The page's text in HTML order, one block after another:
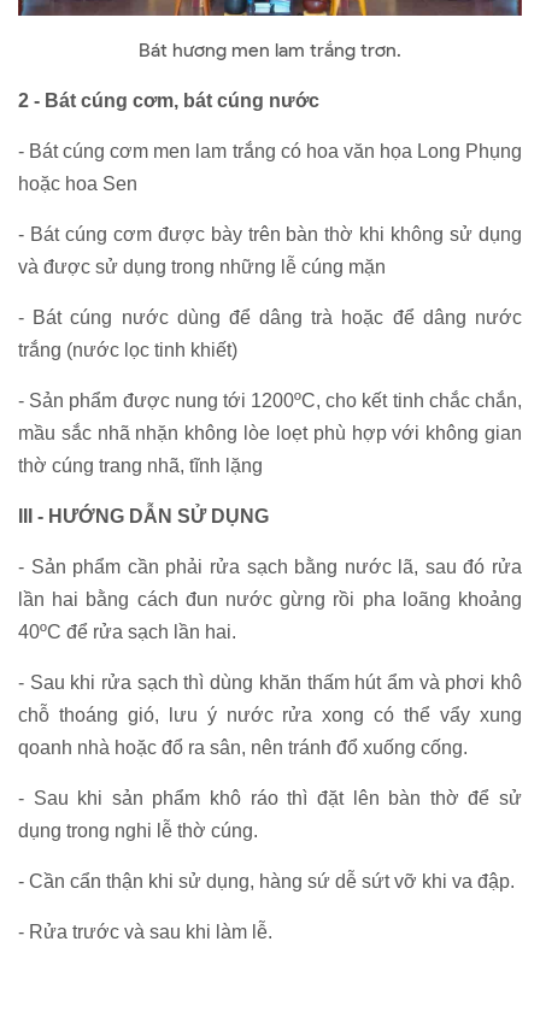
Bát hương men lam trắng trơn.
2 - Bát cúng cơm, bát cúng nước
- Bát cúng cơm men lam trắng có hoa văn họa Long Phụng
hoặc hoa Sen
- Bát cúng cơm được bày trên bàn thờ khi không sử dụng
và được sử dụng trong những lễ cúng mặn
- Bát cúng nước dùng để dâng trà hoặc để dâng nước
trắng (nước lọc tinh khiết)
- Sản phẩm được nung tới 1200ºC, cho kết tinh chắc chắn,
mầu sắc nhã nhặn không lòe loẹt phù hợp với không gian
thờ cúng trang nhã, tĩnh lặng
III - HƯỚNG DẪN SỬ DỤNG
- Sản phẩm cần phải rửa sạch bằng nước lã, sau đó rửa
lần hai bằng cách đun nước gừng rồi pha loãng khoảng
40ºC để rửa sạch lần hai.
- Sau khi rửa sạch thì dùng khăn thấm hút ẩm và phơi khô
chỗ thoáng gió, lưu ý nước rửa xong có thể vẩy xung
qoanh nhà hoặc đổ ra sân, nên tránh đổ xuống cống.
- Sau khi sản phẩm khô ráo thì đặt lên bàn thờ để sử
dụng trong nghi lễ thờ cúng.
- Cần cẩn thận khi sử dụng, hàng sứ dễ sứt vỡ khi va đập.
- Rửa trước và sau khi làm lễ.